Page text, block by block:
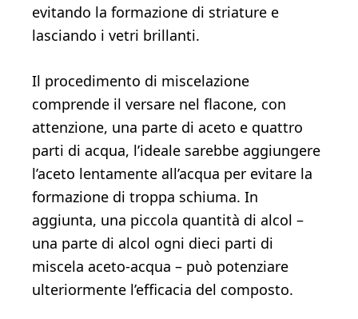
evitando la formazione di striature e
lasciando i vetri brillanti.
Il procedimento di miscelazione
comprende il versare nel flacone, con
attenzione, una parte di aceto e quattro
parti di acqua, l’ideale sarebbe aggiungere
l’aceto lentamente all’acqua per evitare la
formazione di troppa schiuma. In
aggiunta, una piccola quantità di alcol –
una parte di alcol ogni dieci parti di
miscela aceto-acqua – può potenziare
ulteriormente l’efficacia del composto.